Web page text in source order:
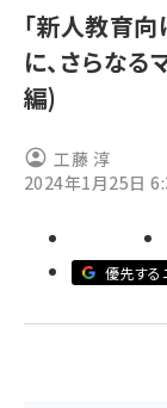
加藤銘の
iot女子
drupal
genai
abc123
ai
「新人教育向
に、さらな
編)
工藤 淳
2024年1月25日
優先する